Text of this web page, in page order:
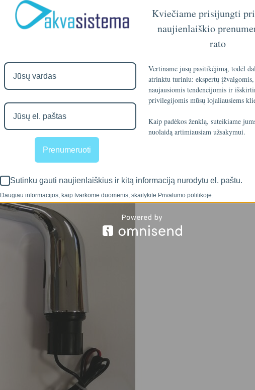
Prenumeruoti
Kviečiame prisijungti
naujienlaiškio
rato
Vertiname jūsų pasitikėjimą, todėl
atrinktu turiniu: ekspertų įžvalgomis,
naujausiomis tendencijomis ir
privilegijomis mūsų lojaliausiems
Kaip padėkos ženklą, suteikiame
nuolaidą artimiausiam užsakymui.
Sutinku gauti naujienlaiškius ir kitą informaciją nurodytu el. paštu.
Daugiau informacijos, kaip tvarkome duomenis, skaitykite Privatumo politikoje.